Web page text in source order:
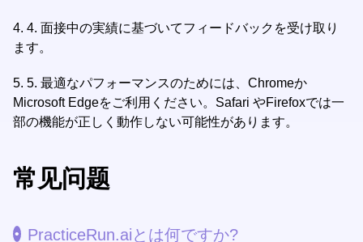
4. 4. 面接中の実績に基づいてフィードバックを受け取り
ます。
5. 5. 最適なパフォーマンスのためには、Chromeか
Microsoft Edgeをご利用ください。Safari やFirefoxでは一
部の機能が正しく動作しない可能性があります。
常见问题
PracticeRun.aiとは何ですか?